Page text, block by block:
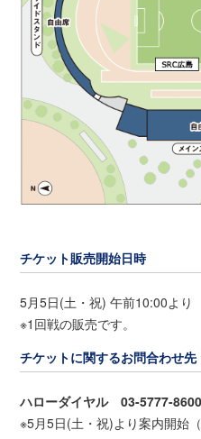
チケット販売開始日時
5月5日(土・祝) 午前10:00より
※1回戦の販売です。
チケットに関するお問合わせ先
ハローダイヤル 03-5777-8600
※5月5日(土・祝)より案内開始